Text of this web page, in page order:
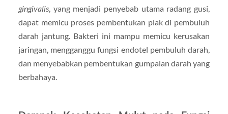
gingivalis, yang menjadi penyebab utama radang gusi,
dapat memicu proses pembentukan plak di pembuluh
darah jantung. Bakteri ini mampu memicu kerusakan
jaringan, mengganggu fungsi endotel pembuluh darah,
dan menyebabkan pembentukan gumpalan darah yang
berbahaya.